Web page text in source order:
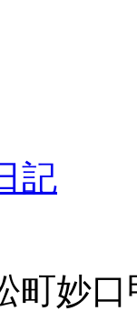
記
町妙